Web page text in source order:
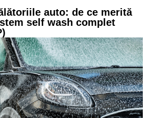
auto: de ce merită
self wash complet